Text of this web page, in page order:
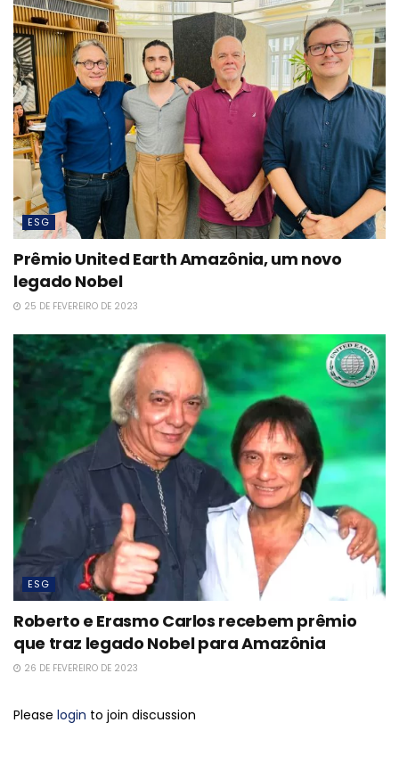
ESG
Prêmio United Earth Amazônia, um novo
legado Nobel
25 DE FEVEREIRO DE 2023
ESG
Roberto e Erasmo Carlos recebem prêmio
que traz legado Nobel para Amazônia
26 DE FEVEREIRO DE 2023
Please login to join discussion